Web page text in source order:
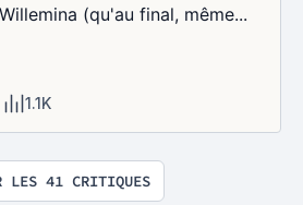
(qu'au final, même...
1.1K
LES 41 CRITIQUES